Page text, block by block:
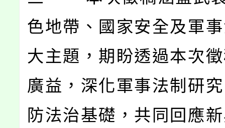
色地帶、國家安全及軍
大主題，期盼透過本次
廣益，深化軍事法制研
防法治基礎，共同回應